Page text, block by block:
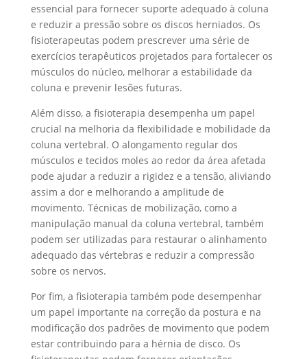
essencial para fornecer suporte adequado à coluna
e reduzir a pressão sobre os discos herniados. Os
fisioterapeutas podem prescrever uma série de
exercícios terapêuticos projetados para fortalecer os
músculos do núcleo, melhorar a estabilidade da
coluna e prevenir lesões futuras.
Além disso, a fisioterapia desempenha um papel
crucial na melhoria da flexibilidade e mobilidade da
coluna vertebral. O alongamento regular dos
músculos e tecidos moles ao redor da área afetada
pode ajudar a reduzir a rigidez e a tensão, aliviando
assim a dor e melhorando a amplitude de
movimento. Técnicas de mobilização, como a
manipulação manual da coluna vertebral, também
podem ser utilizadas para restaurar o alinhamento
adequado das vértebras e reduzir a compressão
sobre os nervos.
Por fim, a fisioterapia também pode desempenhar
um papel importante na correção da postura e na
modificação dos padrões de movimento que podem
estar contribuindo para a hérnia de disco. Os